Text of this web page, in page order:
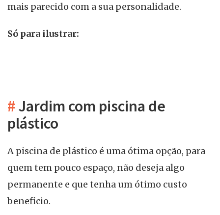
mais parecido com a sua personalidade.
Só para ilustrar:
# Jardim com piscina de
plástico
A piscina de plástico é uma ótima opção, para
quem tem pouco espaço, não deseja algo
permanente e que tenha um ótimo custo
beneficio.